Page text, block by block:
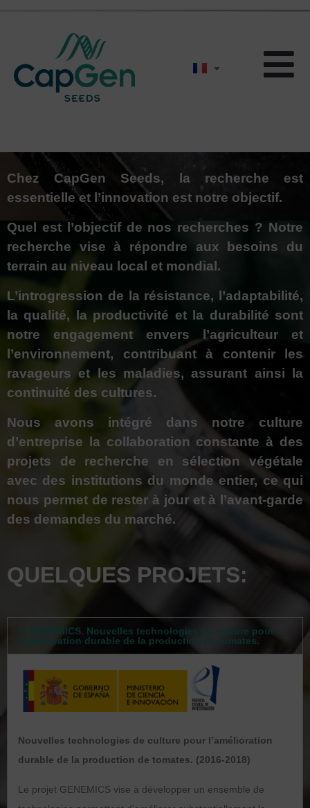
Chez CapGen Seeds, la recherche est
essentielle et l’innovation est notre objectif.
Quel est l’objectif de nos recherches ? Notre
recherche vise à répondre aux besoins du
terrain au niveau local et mondial.
L’introgression de la résistance, l’adaptabilité,
la qualité, la productivité et la durabilité sont
notre engagement envers l’agriculteur et
l’environnement, contribuant à contenir les
ravageurs et les maladies, assurant ainsi la
continuité des cultures.
Nous avons intégré dans notre culture
d’entreprise la collaboration constante à des
projets de recherche en sélection végétale
avec des institutions du monde entier, ce qui
nous permet de rester à jour et à l’avant-garde
des demandes du marché.
QUELQUES PROJETS:
GENEMICS. Nouvelles technologies de culture pour
l'amélioration durable de la production de tomates.
Nouvelles technologies de culture pour l’amélioration
durable de la production de tomates. (2016-2018)
Le projet GENEMICS vise à développer un ensemble de